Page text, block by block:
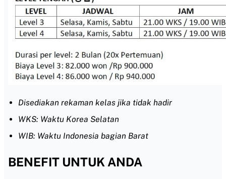
Disediakan rekaman kelas jika tidak hadir
WKS: Waktu Korea Selatan
WIB: Waktu Indonesia bagian Barat
BENEFIT UNTUK ANDA